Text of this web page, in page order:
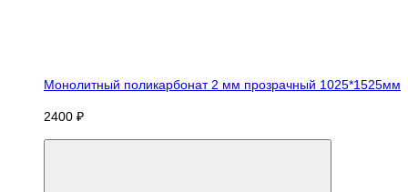
Монолитный поликарбонат 2 мм прозрачный 1025*1525мм
2400 ₽